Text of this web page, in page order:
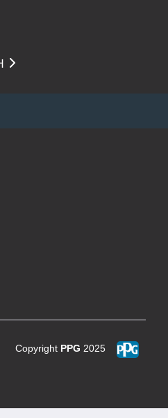
Copyright PPG 2025